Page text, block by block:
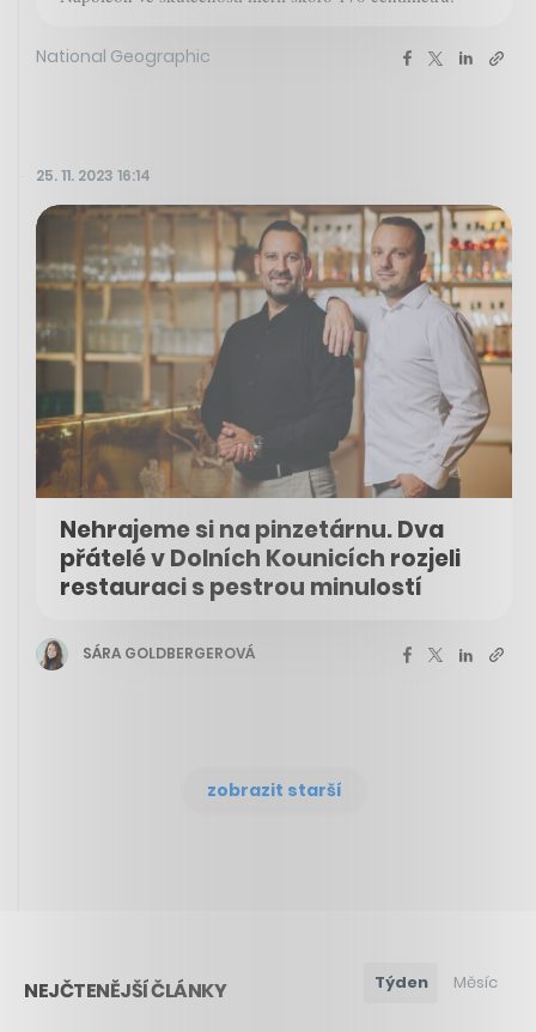
National Geographic
25. 11. 2023 16:14
Nehrajeme si na pinzetárnu. Dva
přátelé v Dolních Kounicích rozjeli
restauraci s pestrou minulostí
SÁRA GOLDBERGEROVÁ
zobrazit starší
NEJČTENĚJŠÍ ČLÁNKY Týden Měsíc